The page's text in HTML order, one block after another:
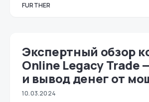
FURTHER
Экспертный обзор
Online Legacy Trade
и вывод денег от
10.03.2024